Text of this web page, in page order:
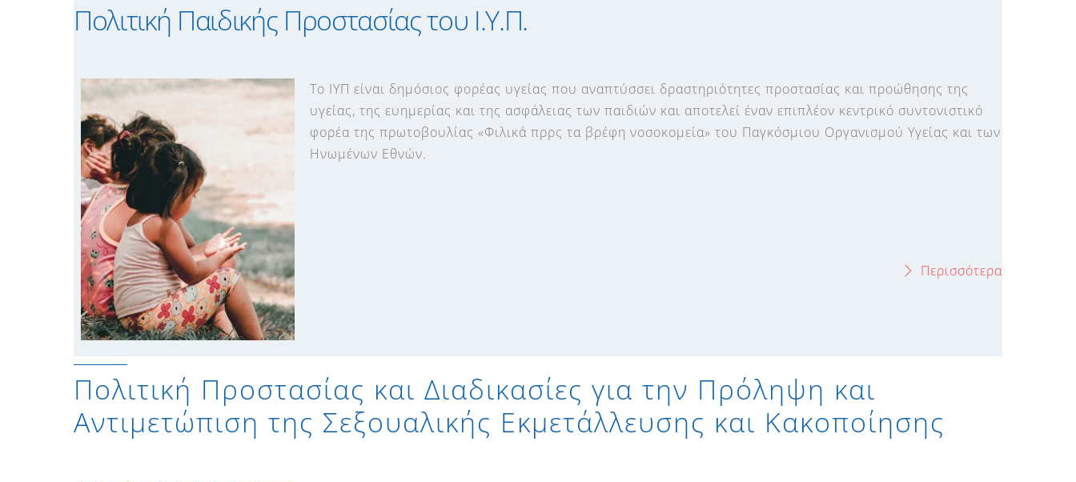
Πολιτική Παιδικής Προστασίας του Ι.Υ.Π.
Το ΙΥΠ είναι δημόσιος φορέας υγείας που αναπτύσσει δραστηριότητες προστασίας και προώθησης της
υγείας, της ευημερίας και της ασφάλειας των παιδιών και αποτελεί έναν επιπλέον κεντρικό συντονιστικό
φορέα της πρωτοβουλίας «Φιλικά πρρς τα βρέφη νοσοκομεία» του Παγκόσμιου Οργανισμού Υγείας και των
Ηνωμένων Εθνών.
Περισσότερα
Πολιτική Προστασίας και Διαδικασίες για την Πρόληψη και
Αντιμετώπιση της Σεξουαλικής Εκμετάλλευσης και Κακοποίησης